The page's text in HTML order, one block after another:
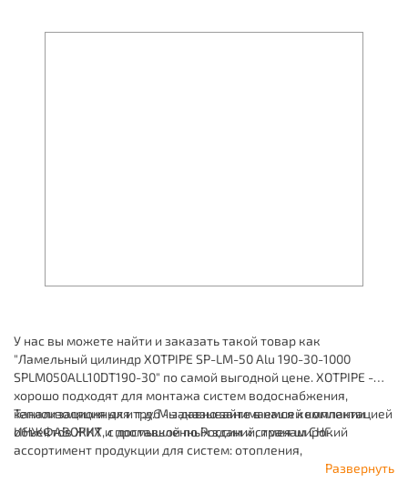
У нас вы можете найти и заказать такой товар как
"Ламельный цилиндр XOTPIPE SP-LM-50 Alu 190-30-1000
SPLM050ALL10DT190-30" по самой выгодной цене. XOTPIPE -
хорошо подходят для монтажа систем водоснабжения,
канализационных и т.д. Мы давно занимаемся комплектацией
объектов ЖКХ и промышленных зданий, имея широкий
ассортимент продукции для систем: отопления,
Теплоизоляция для труб - заказывайте в нашей компании
ИНЖФАВОРИТ, с доставкой по России и странам СНГ.
Развернуть